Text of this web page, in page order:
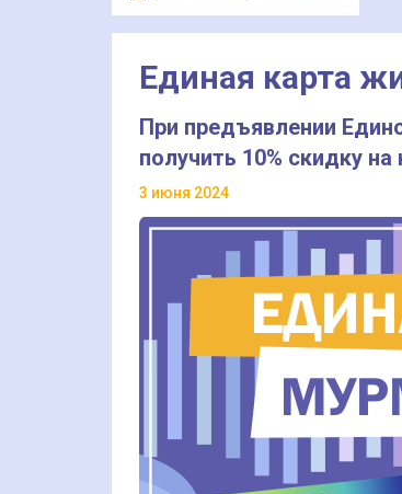
Единая карта
При предъявлении
получить 10% скидку
3 июня 2024